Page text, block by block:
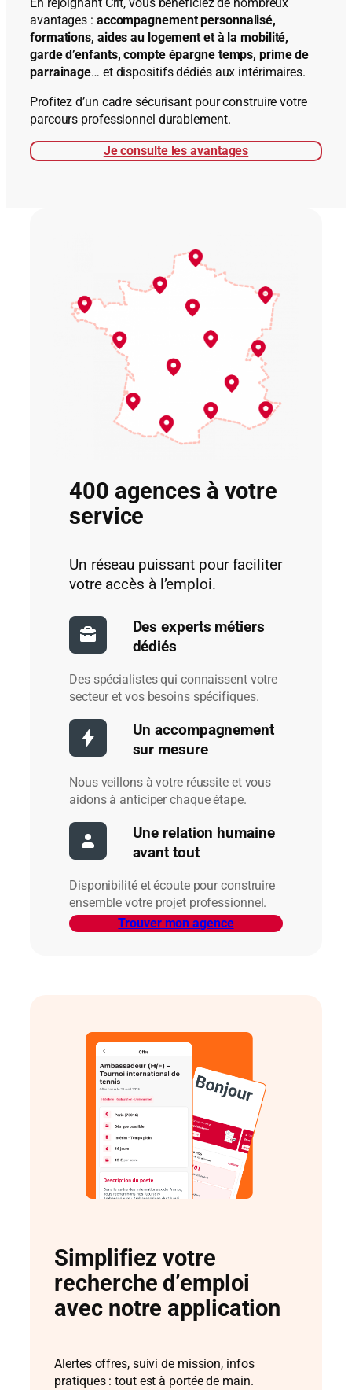
avantages : accompagnement personnalisé,
formations, aides au logement et à la mobilité,
garde d’enfants, compte épargne temps, prime de
parrainage… et dispositifs dédiés aux intérimaires.
Profitez d’un cadre sécurisant pour construire votre
parcours professionnel durablement.
Je consulte les avantages
400 agences à votre
service
Un réseau puissant pour faciliter
votre accès à l’emploi.
Des experts métiers
dédiés
Des spécialistes qui connaissent votre
secteur et vos besoins spécifiques.
Un accompagnement
sur mesure
Nous veillons à votre réussite et vous
aidons à anticiper chaque étape.
Une relation humaine
avant tout
Disponibilité et écoute pour construire
ensemble votre projet professionnel.
Trouver mon agence
Simplifiez votre
recherche d’emploi
avec notre application
Alertes offres, suivi de mission, infos
pratiques : tout est à portée de main.